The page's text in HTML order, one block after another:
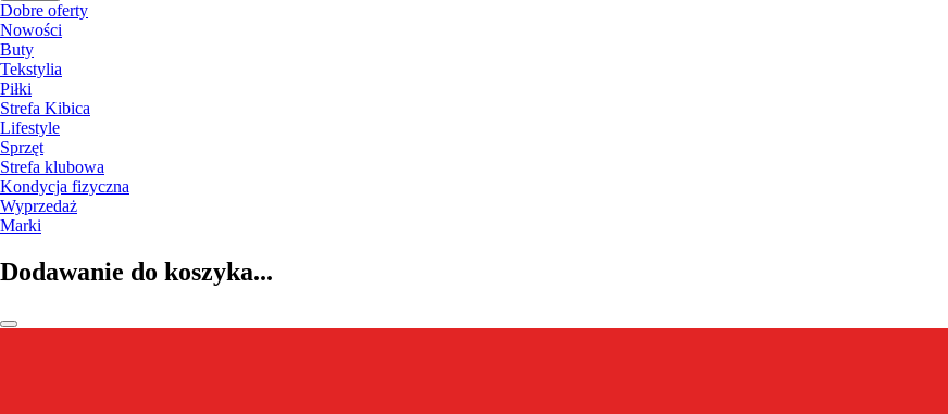
Dobre oferty
Nowości
Buty
Tekstylia
Piłki
Strefa Kibica
Lifestyle
Sprzęt
Strefa klubowa
Kondycja fizyczna
Wyprzedaż
Marki
Dodawanie do koszyka...